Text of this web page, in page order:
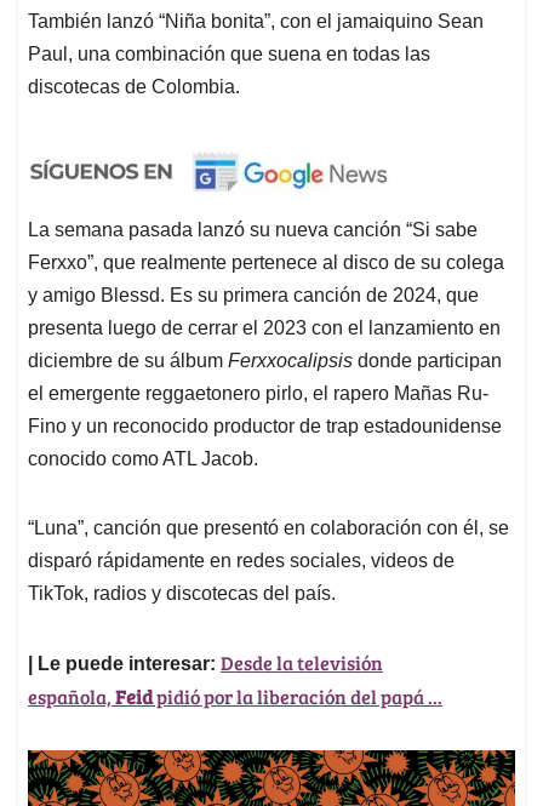
También lanzó “Niña bonita”, con el jamaiquino Sean
Paul, una combinación que suena en todas las
discotecas de Colombia.
La semana pasada lanzó su nueva canción “Si sabe
Ferxxo”, que realmente pertenece al disco de su colega
y amigo Blessd. Es su primera canción de 2024, que
presenta luego de cerrar el 2023 con el lanzamiento en
diciembre de su álbum Ferxxocalipsis donde participan
el emergente reggaetonero pirlo, el rapero Mañas Ru-
Fino y un reconocido productor de trap estadounidense
conocido como ATL Jacob.
“Luna”, canción que presentó en colaboración con él, se
disparó rápidamente en redes sociales, videos de
TikTok, radios y discotecas del país.
| Le puede interesar: Desde la televisión
española,Feidpidió por la liberación del papá ...